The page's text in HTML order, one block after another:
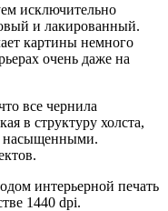
исключительно
и лакированный.
картины немного
очень даже на
все чернила
в структуру холста,
насыщенными.
интерьерной печать
1440 dpi.